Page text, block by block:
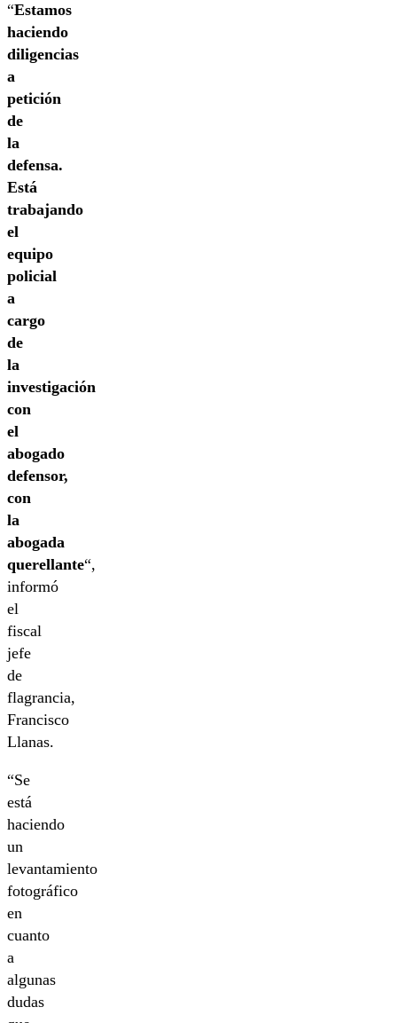
“Estamos
haciendo
diligencias
a
petición
de
la
defensa.
Está
trabajando
el
equipo
policial
a
cargo
de
la
investigación
con
el
abogado
defensor,
con
la
abogada
querellante“,
informó
el
fiscal
jefe
de
flagrancia,
Francisco
Llanas.
“Se
está
haciendo
un
levantamiento
fotográfico
en
cuanto
a
algunas
dudas